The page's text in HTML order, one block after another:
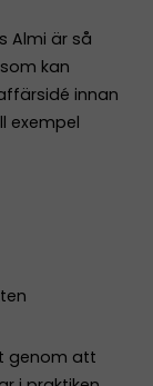
Almi är så
kan
innan
exempel
genom att